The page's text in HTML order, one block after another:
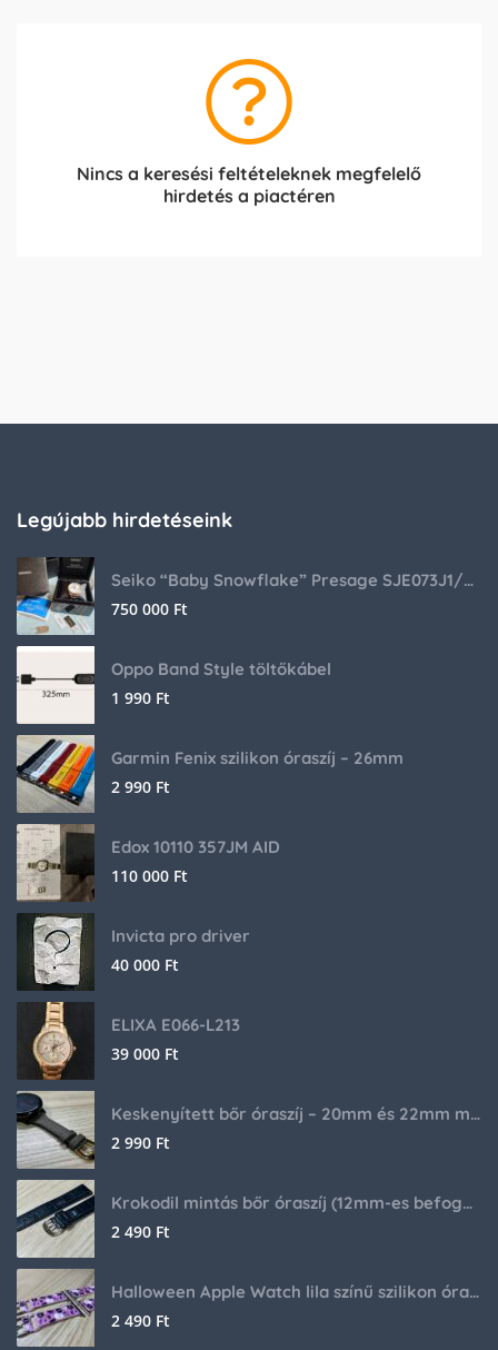
Nincs a keresési feltételeknek megfelelő
hirdetés a piactéren
Legújabb hirdetéseink
Seiko “Baby Snowflake” Presage SJE073J1/SARA015 Limited Edition
750 000 Ft
Oppo Band Style töltőkábel
1 990 Ft
Garmin Fenix szilikon óraszíj – 26mm
2 990 Ft
Edox 10110 357JM AID
110 000 Ft
Invicta pro driver
40 000 Ft
ELIXA E066-L213
39 000 Ft
Keskenyített bőr óraszíj – 20mm és 22mm méretben
2 990 Ft
Krokodil mintás bőr óraszíj (12mm-es befogóval rendelkező órához)
2 490 Ft
Halloween Apple Watch lila színű szilikon óraszíj
2 490 Ft